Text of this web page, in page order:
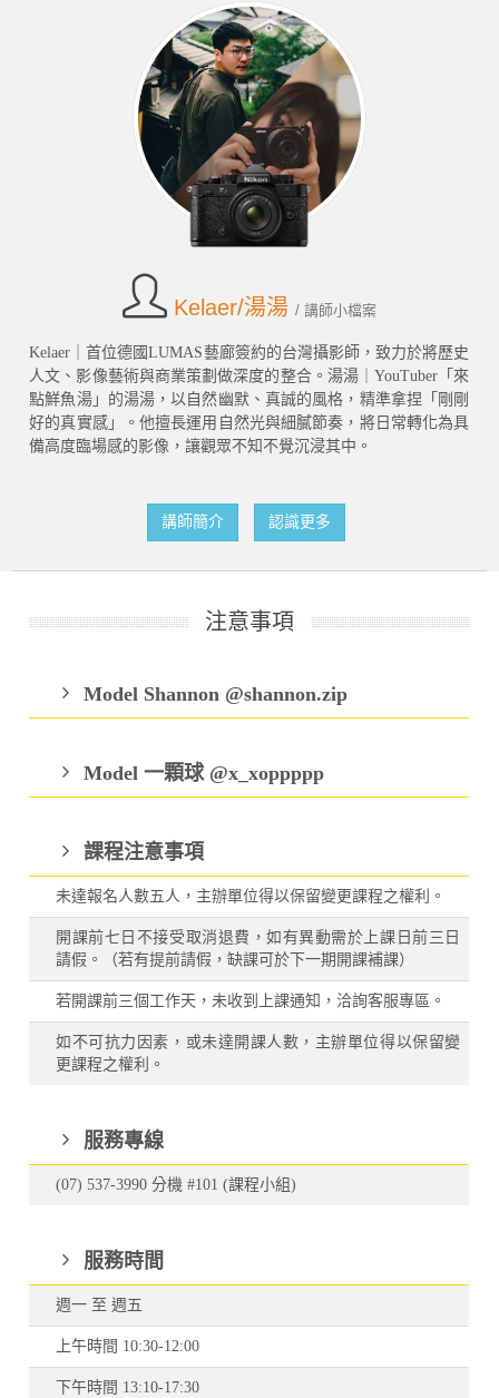
Kelaer/湯湯 / 講師小檔案
Kelaer｜首位德國LUMAS藝廊簽約的台灣攝影師，致力於將歷史
人文、影像藝術與商業策劃做深度的整合。湯湯｜YouTuber「來
點鮮魚湯」的湯湯，以自然幽默、真誠的風格，精準拿捏「剛剛
好的真實感」。他擅長運用自然光與細膩節奏，將日常轉化為具
備高度臨場感的影像，讓觀眾不知不覺沉浸其中。
講師簡介 認識更多
注意事項
Model Shannon @shannon.zip
Model 一顆球 @x_xoppppp
課程注意事項
未達報名人數五人，主辦單位得以保留變更課程之權利。
開課前七日不接受取消退費，如有異動需於上課日前三日
請假。（若有提前請假，缺課可於下一期開課補課）
若開課前三個工作天，未收到上課通知，洽詢客服專區。
如不可抗力因素，或未達開課人數，主辦單位得以保留變
更課程之權利。
服務專線
(07) 537-3990 分機 #101 (課程小組)
服務時間
週一 至 週五
上午時間 10:30-12:00
下午時間 13:10-17:30